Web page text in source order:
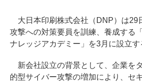
大日本印刷株式会社（DNP）は29
攻撃への対策要員を訓練、養成する
ナレッジアカデミー」を3月に設立す
新会社設立の背景として、企業を
的型サイバー攻撃の増加により、セ